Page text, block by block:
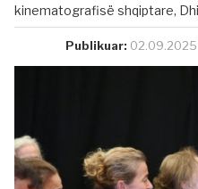
kinematografisë shqiptare,
Publikuar: 02.09.2025